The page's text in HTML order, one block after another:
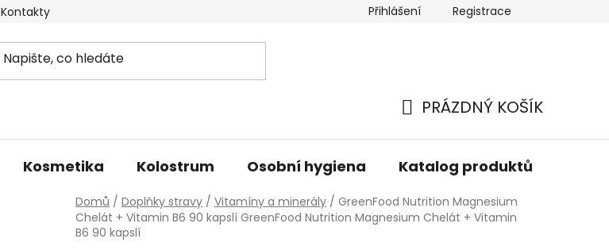
Kontakty Přihlášení Registrace
KOŠÍK
PRÁZDNÝ KOŠÍK
Kosmetika Kolostrum Osobní hygiena Katalog produktů
Domů / Doplňky stravy / Vitamíny a minerály / GreenFood Nutrition Magnesium
Chelát + Vitamin B6 90 kapslí GreenFood Nutrition Magnesium Chelát + Vitamin
B6 90 kapslí